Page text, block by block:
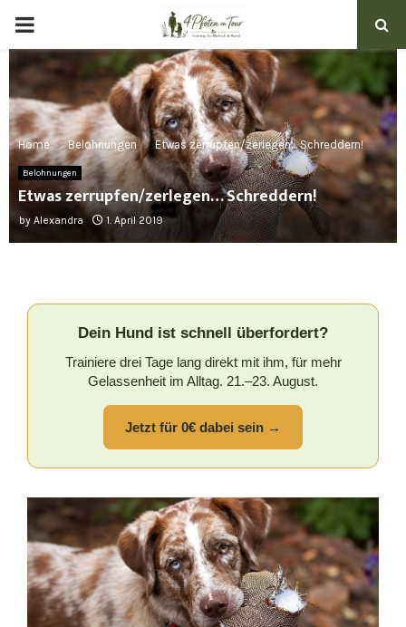
PRIMARY
MENU
Home Belohnungen Etwas zerrupfen/zerlegen… Schreddern!
Belohnungen
Etwas zerrupfen/zerlegen… Schreddern!
by Alexandra 1. April 2019
Dein Hund ist schnell überfordert?
Trainiere drei Tage lang direkt mit ihm, für mehr
Gelassenheit im Alltag. 21.–23. August.
Jetzt für 0€ dabei sein →